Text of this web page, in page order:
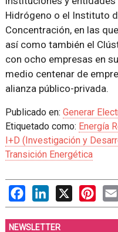
Hidrógeno o el Instituto
Concentración, en las
así como también el
con ocho empresas en
medio centenar de
alianza público-privada.
Publicado en: Generar
Etiquetado como: Energía
I+D (Investigación y
Transición Energética
FacebookLinkedIn
X
NEWSLETTER